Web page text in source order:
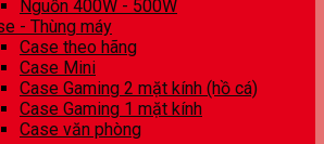
Nguồn 400W - 500W
- Thùng máy
Case theo hãng
Case Mini
Case Gaming 2 mặt kính (hồ cá)
Case Gaming 1 mặt kính
Case văn phòng